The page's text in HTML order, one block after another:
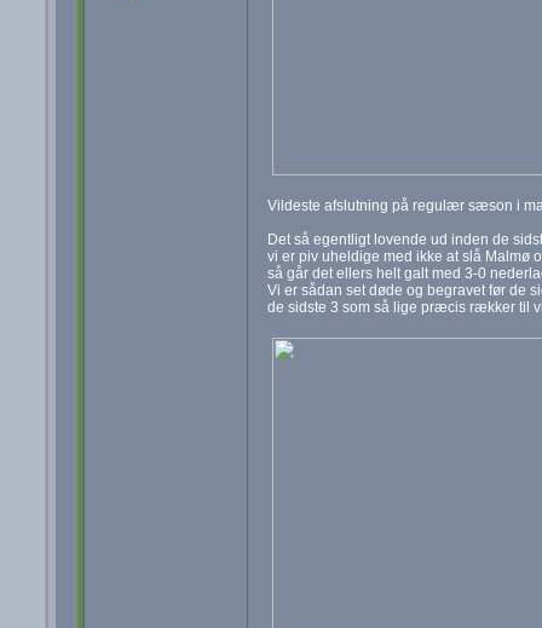
Vildeste afslutning på regulær sæson i
Det så egentligt lovende ud inden de
vi er piv uheldige med ikke at slå Malmø
så går det ellers helt galt med 3-0
Vi er sådan set døde og begravet før de
de sidste 3 som så lige præcis rækker til